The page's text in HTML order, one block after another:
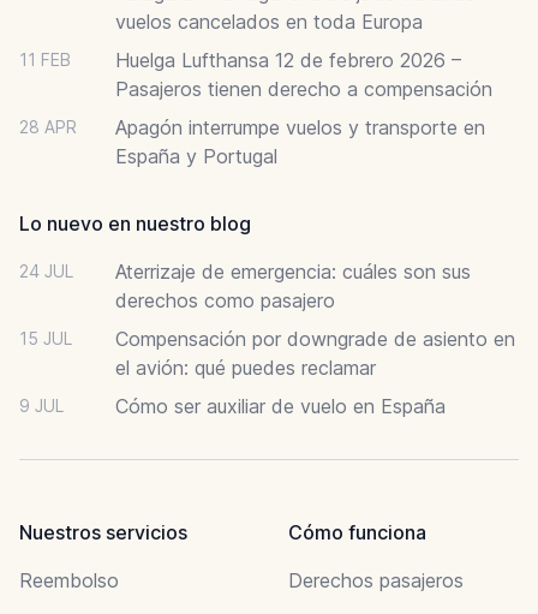
vuelos cancelados en toda Europa
11 FEB
Huelga Lufthansa 12 de febrero 2026 –
Pasajeros tienen derecho a compensación
28 APR
Apagón interrumpe vuelos y transporte en
España y Portugal
Lo nuevo en nuestro blog
24 JUL
Aterrizaje de emergencia: cuáles son sus
derechos como pasajero
15 JUL
Compensación por downgrade de asiento en
el avión: qué puedes reclamar
9 JUL Cómo ser auxiliar de vuelo en España
Nuestros servicios
Reembolso
Cómo funciona
Derechos pasajeros